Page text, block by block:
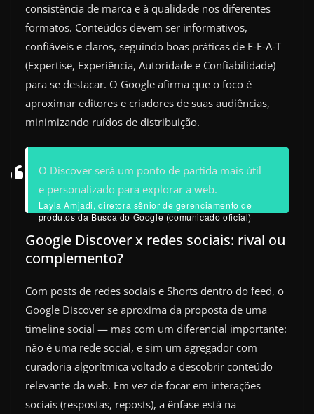
consistência de marca e à qualidade nos diferentes
formatos. Conteúdos devem ser informativos,
confiáveis e claros, seguindo boas práticas de E-E-A-T
(Expertise, Experiência, Autoridade e Confiabilidade)
para se destacar. O Google afirma que o foco é
aproximar editores e criadores de suas audiências,
minimizando ruídos de distribuição.
O Discover será um ponto de partida mais útil
e personalizado para explorar a web.
Layla Amjadi, diretora sênior de gerenciamento de
produtos da Busca do Google (comunicado oficial)
Google Discover x redes sociais: rival ou
complemento?
Com posts de redes sociais e Shorts dentro do feed, o
Google Discover se aproxima da proposta de uma
timeline social — mas com um diferencial importante:
não é uma rede social, e sim um agregador com
curadoria algorítmica voltado a descobrir conteúdo
relevante da web. Em vez de focar em interações
sociais (respostas, reposts), a ênfase está na